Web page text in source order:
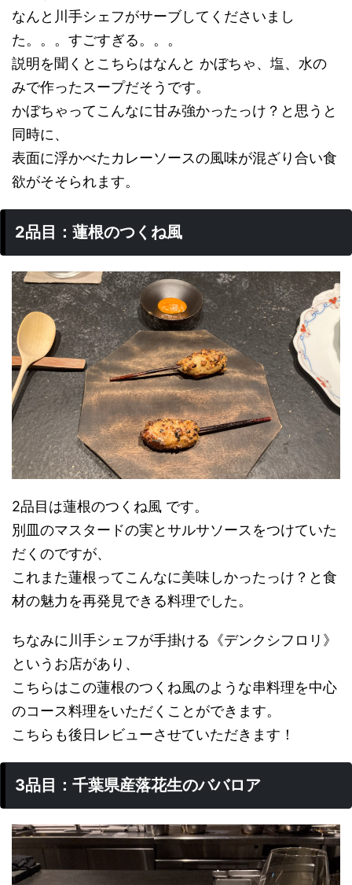
なんと川手シェフがサーブしてくださいまし
た。。。すごすぎる。。。
説明を聞くとこちらはなんと かぼちゃ、塩、水の
みで作ったスープだそうです。
かぼちゃってこんなに甘み強かったっけ？と思うと
同時に、
表面に浮かべたカレーソースの風味が混ざり合い食
欲がそそられます。
2品目：蓮根のつくね風
2品目は蓮根のつくね風 です。
別皿のマスタードの実とサルサソースをつけていた
だくのですが、
これまた蓮根ってこんなに美味しかったっけ？と食
材の魅力を再発見できる料理でした。
ちなみに川手シェフが手掛ける《デンクシフロリ》
というお店があり、
こちらはこの蓮根のつくね風のような串料理を中心
のコース料理をいただくことができます。
こちらも後日レビューさせていただきます！
3品目：千葉県産落花生のババロア